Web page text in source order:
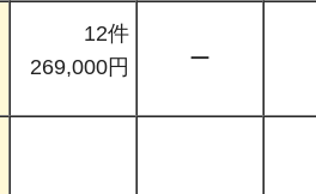
12件
269,000円
ー